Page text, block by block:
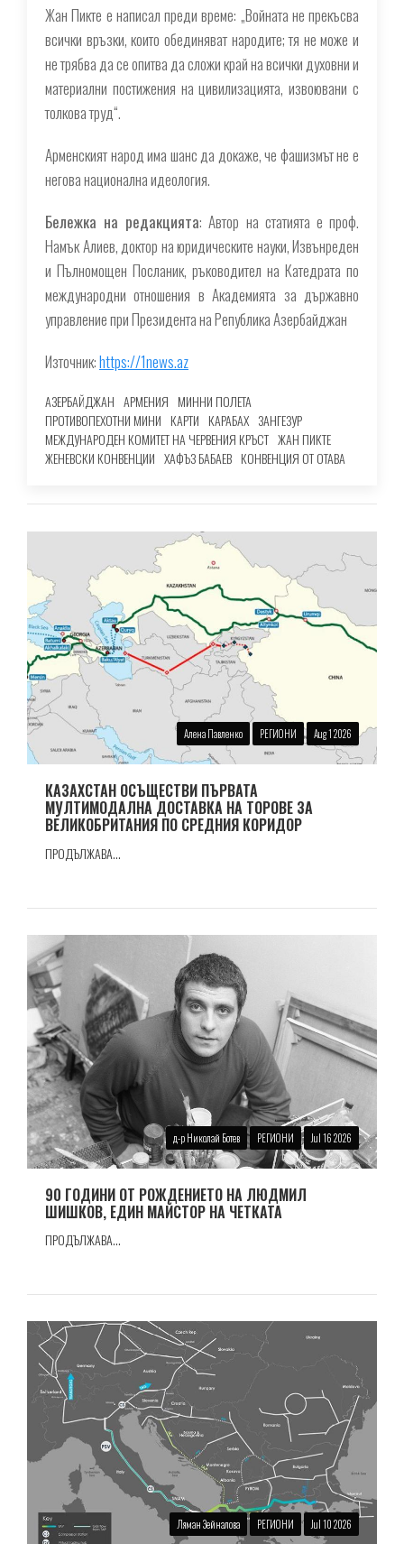
Жан Пикте е написал преди време: „Войната не прекъсва
всички връзки, които обединяват народите; тя не може и
не трябва да се опитва да сложи край на всички духовни и
материални постижения на цивилизацията, извоювани с
толкова труд“.
Арменският народ има шанс да докаже, че фашизмът не е
негова национална идеология.
Бележка на редакцията: Автор на статията е проф.
Намък Алиев, доктор на юридическите науки, Извънреден
и Пълномощен Посланик, ръководител на Катедрата по
международни отношения в Академията за държавно
управление при Президента на Република Азербайджан
Източник:https://1news.az
АЗЕРБАЙДЖАН АРМЕНИЯ МИННИ ПОЛЕТА
ПРОТИВОПЕХОТНИ МИНИ КАРТИ КАРАБАХ ЗАНГЕЗУР
МЕЖДУНАРОДЕН КОМИТЕТ НА ЧЕРВЕНИЯ КРЪСТ ЖАН ПИКТЕ
ЖЕНЕВСКИ КОНВЕНЦИИ ХАФЪЗ БАБАЕВ КОНВЕНЦИЯ ОТ ОТАВА
Алена Павленко РЕГИОНИ Aug 1 2026
КАЗАХСТАН ОСЪЩЕСТВИ ПЪРВАТА
МУЛТИМОДАЛНА ДОСТАВКА НА ТОРОВЕ ЗА
ВЕЛИКОБРИТАНИЯ ПО СРЕДНИЯ КОРИДОР
ПРОДЪЛЖАВА...
д-р Николай Ботев РЕГИОНИ Jul 16 2026
90 ГОДИНИ ОТ РОЖДЕНИЕТО НА ЛЮДМИЛ
ШИШКОВ, ЕДИН МАЙСТОР НА ЧЕТКАТА
ПРОДЪЛЖАВА...
Ляман Зейналова РЕГИОНИ Jul 10 2026